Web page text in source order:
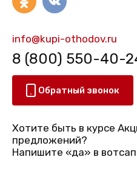
info@kupi-othodov.ru
8 (800) 550-40-
Обратный звонок
Хотите быть в курсе
предложений?
Напишите «да» в